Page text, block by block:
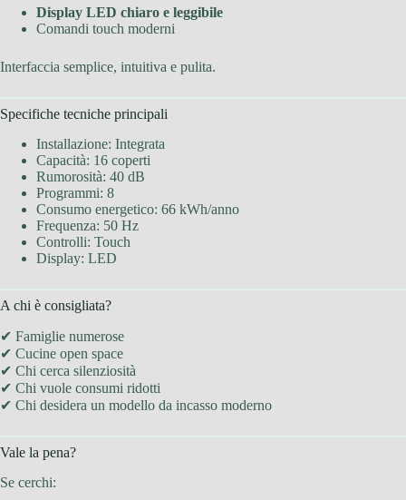
Display LED chiaro e leggibile
Comandi touch moderni
Interfaccia semplice, intuitiva e pulita.
Specifiche tecniche principali
Installazione: Integrata
Capacità: 16 coperti
Rumorosità: 40 dB
Programmi: 8
Consumo energetico: 66 kWh/anno
Frequenza: 50 Hz
Controlli: Touch
Display: LED
A chi è consigliata?
✔ Famiglie numerose
✔ Cucine open space
✔ Chi cerca silenziosità
✔ Chi vuole consumi ridotti
✔ Chi desidera un modello da incasso moderno
Vale la pena?
Se cerchi: